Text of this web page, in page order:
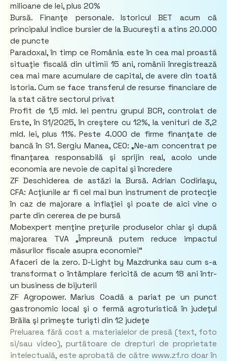
milioane de lei, plus 20%
Bursă. Finanţe personale. Istoricul BET acum că
principalul indice bursier de la Bucureşti a atins 20.000
de puncte
Paradoxal, în timp ce România este în cea mai proastă
situaţie fiscală din ultimii 15 ani, românii înregistrează
cea mai mare acumulare de capital, de avere din toată
istoria. Cum se face transferul de resurse financiare de
la stat către sectorul privat
Profit de 1,5 mld. lei pentru grupul BCR, controlat de
Erste, în S1/2025, în creştere cu 12%, la venituri de 3,2
mld. lei, plus 11%. Peste 4.000 de firme finanţate de
bancă în S1. Sergiu Manea, CEO: „Ne-am concentrat pe
finanţarea responsabilă şi sprijin real, acolo unde
economia are nevoie de capital şi încredere
ZF Deschiderea de astăzi la Bursă. Adrian Codirlaşu,
CFA: Acţiunile ar fi cel mai bun instrument de protecţie
în caz de majorare a inflaţiei şi poate de aici vine o
parte din cererea de pe bursă
Mobexpert menţine preţurile produselor chiar şi după
majorarea TVA „Împreună putem reduce impactul
măsurilor fiscale asupra economiei“
Afaceri de la zero. D-Light by Mazdrunka sau cum s-a
transformat o întâmplare fericită de acum 18 ani într-
un business de bijuterii
ZF Agropower. Marius Coadă a pariat pe un punct
gastronomic local şi o fermă agroturistică în judeţul
Brăila şi primeşte turişti din 12 judeţe
Preluarea fără cost a materialelor de presă (text, foto
si/sau video), purtătoare de drepturi de proprietate
intelectuală, este aprobată de către www.zf.ro doar în